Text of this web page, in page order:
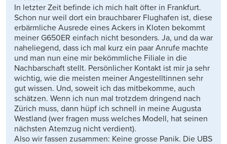
In letzter Zeit befinde ich mich halt öfter in Frankfurt.
Schon nur weil dort ein brauchbarer Flughafen ist, diese
erbärmliche Ausrede eines Ackers in Kloten bekommt
meiner G650ER einfach nicht besonders. Ja, und da war
naheliegend, dass ich mal kurz ein paar Anrufe machte
und man nun eine mir bekömmliche Filiale in die
Nachbarschaft stellt. Persönlicher Kontakt ist mir ja sehr
wichtig, wie die meisten meiner Angestelltinnen sehr
gut wissen. Und, soweit ich das mitbekomme, auch
schätzen. Wenn ich nun mal trotzdem dringend nach
Zürich muss, dann hüpf ich schnell in meine Augusta
Westland (wer fragen muss welches Modell, hat seinen
nächsten Atemzug nicht verdient).
Also wir fassen zusammen: Keine grosse Panik. Die UBS